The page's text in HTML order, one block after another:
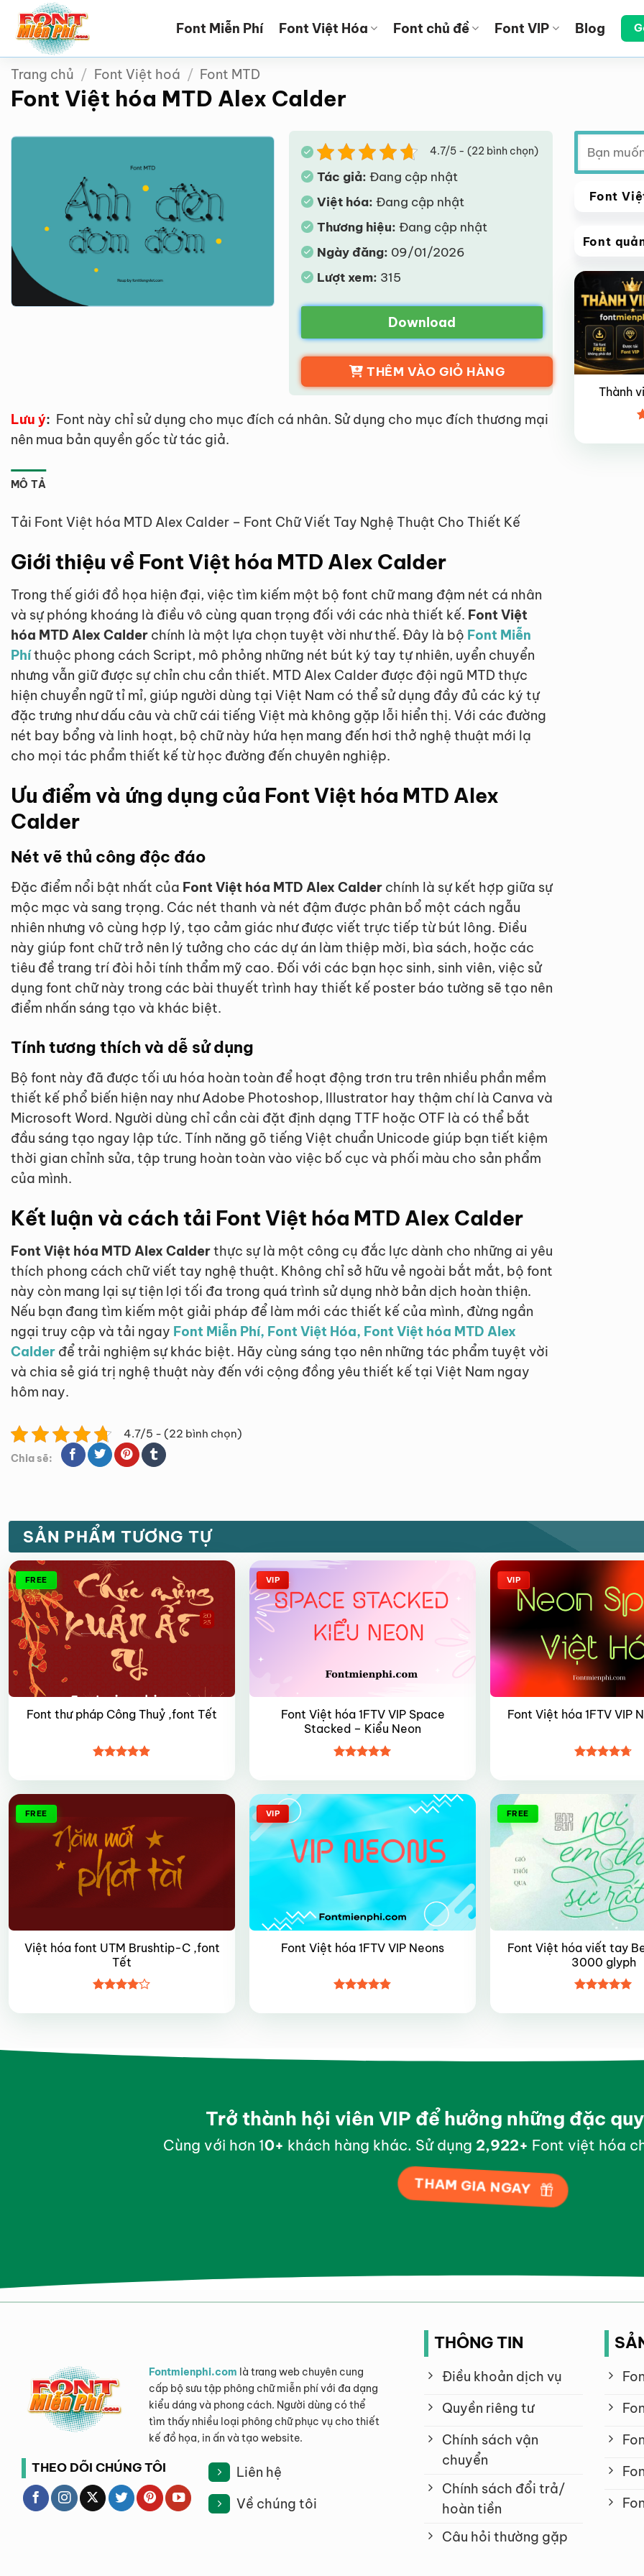
qua
dung
Font Miễn Phí Font Việt Hóa Font chủ đề Font VIP Blog
Trang chủ / Font Việt hoá / Font MTD
Font Việt hóa MTD Alex Calder
4.7/5 - (22 bình chọn)
Tác giả: Đang cập nhật
Việt hóa: Đang cập nhật
Thương hiệu: Đang cập nhật
Ngày đăng: 09/01/2026
Lượt xem: 315
Download
THÊM VÀO GIỎ HÀNG
Lưu ý: Font này chỉ sử dụng cho mục đích cá nhân. Sử dụng cho mục đích thương mại
nên mua bản quyền gốc từ tác giả.
MÔ TẢ
Tải Font Việt hóa MTD Alex Calder – Font Chữ Viết Tay Nghệ Thuật Cho Thiết Kế
Giới thiệu về Font Việt hóa MTD Alex Calder
Trong thế giới đồ họa hiện đại, việc tìm kiếm một bộ font chữ mang đậm nét cá nhân
và sự phóng khoáng là điều vô cùng quan trọng đối với các nhà thiết kế. Font Việt
hóa MTD Alex Calder chính là một lựa chọn tuyệt vời như thế. Đây là bộ Font Miễn
Phíthuộc phong cách Script, mô phỏng những nét bút ký tay tự nhiên, uyển chuyển
nhưng vẫn giữ được sự chỉn chu cần thiết. MTD Alex Calder được đội ngũ MTD thực
hiện chuyển ngữ tỉ mỉ, giúp người dùng tại Việt Nam có thể sử dụng đầy đủ các ký tự
đặc trưng như dấu câu và chữ cái tiếng Việt mà không gặp lỗi hiển thị. Với các đường
nét bay bổng và linh hoạt, bộ chữ này hứa hẹn mang đến hơi thở nghệ thuật mới lạ
cho mọi tác phẩm thiết kế từ học đường đến chuyên nghiệp.
Ưu điểm và ứng dụng của Font Việt hóa MTD Alex
Calder
Nét vẽ thủ công độc đáo
Đặc điểm nổi bật nhất của Font Việt hóa MTD Alex Calder chính là sự kết hợp giữa sự
mộc mạc và sang trọng. Các nét thanh và nét đậm được phân bổ một cách ngẫu
nhiên nhưng vô cùng hợp lý, tạo cảm giác như được viết trực tiếp từ bút lông. Điều
này giúp font chữ trở nên lý tưởng cho các dự án làm thiệp mời, bìa sách, hoặc các
tiêu đề trang trí đòi hỏi tính thẩm mỹ cao. Đối với các bạn học sinh, sinh viên, việc sử
dụng font chữ này trong các bài thuyết trình hay thiết kế poster báo tường sẽ tạo nên
điểm nhấn sáng tạo và khác biệt.
Tính tương thích và dễ sử dụng
Bộ font này đã được tối ưu hóa hoàn toàn để hoạt động trơn tru trên nhiều phần mềm
thiết kế phổ biến hiện nay như Adobe Photoshop, Illustrator hay thậm chí là Canva và
Microsoft Word. Người dùng chỉ cần cài đặt định dạng TTF hoặc OTF là có thể bắt
đầu sáng tạo ngay lập tức. Tính năng gõ tiếng Việt chuẩn Unicode giúp bạn tiết kiệm
thời gian chỉnh sửa, tập trung hoàn toàn vào việc bố cục và phối màu cho sản phẩm
của mình.
Kết luận và cách tải Font Việt hóa MTD Alex Calder
Font Việt hóa MTD Alex Calderthực sự là một công cụ đắc lực dành cho những ai yêu
thích phong cách chữ viết tay nghệ thuật. Không chỉ sở hữu vẻ ngoài bắt mắt, bộ font
này còn mang lại sự tiện lợi tối đa trong quá trình sử dụng nhờ bản dịch hoàn thiện.
Nếu bạn đang tìm kiếm một giải pháp để làm mới các thiết kế của mình, đừng ngần
ngại truy cập và tải ngay Font Miễn Phí, Font Việt Hóa, Font Việt hóa MTD Alex
Calder để trải nghiệm sự khác biệt. Hãy cùng sáng tạo nên những tác phẩm tuyệt vời
và chia sẻ giá trị nghệ thuật này đến với cộng đồng yêu thiết kế tại Việt Nam ngay
hôm nay.
4.7/5 - (22 bình chọn)
Chia sẽ:
Tìm
kiếm:
Font
Font
Giảm giá!
Thành
SẢN PHẨM TƯƠNG TỰ
FREE
Font thư pháp Công Thuỷ ,font Tết
hạng4.95
VIP
Font Việt hóa 1FTV VIP Space
Stacked – Kiểu Neon
hạng55
VIP
Font Việt hóa 1FTV VIP
hạng4.75
FREE
Việt hóa font UTM Brushtip-C ,font
Tết
xếp hạng
VIP
Font Việt hóa 1FTV VIP Neons
hạng4.85
FREE
Font Việt hóa viết tay
3000 glyph
hạng55
Trở thành hội viên VIP để hưởng những đặc
Cùng với hơn 10+ khách hàng khác. Sử dụng 2,999+ Font việt hóa
THAM GIA NGAY
Fontmienphi.com là trang web chuyên cung
cấp bộ sưu tập phông chữ miễn phí với đa dạng
kiểu dáng và phong cách. Người dùng có thể
tìm thấy nhiều loại phông chữ phục vụ cho thiết
kế đồ họa, in ấn và tạo website.
THEO DÕI CHÚNG TÔI
Liên hệ
Về chúng tôi
THÔNG TIN
Điều khoản dịch vụ
Quyền riêng tư
Chính sách vận
chuyển
Chính sách đổi trả/
hoàn tiền
Câu hỏi thường gặp